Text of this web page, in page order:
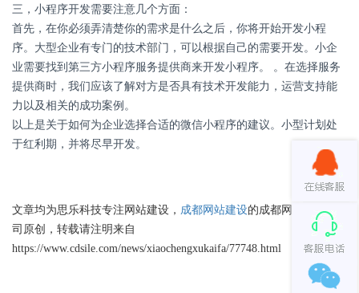
三，小程序开发需要注意几个方面：
首先，在你必须弄清楚你的需求是什么之后，你将开始开发小程
序。大型企业有专门的技术部门，可以根据自己的需要开发。小企
业需要找到第三方小程序服务提供商来开发小程序。 。在选择服务
提供商时，我们应该了解对方是否具有技术开发能力，运营支持能
力以及相关的成功案例。
以上是关于如何为企业选择合适的微信小程序的建议。小型计划处
于红利期，并将尽早开发。
文章均为思乐科技专注网站建设， 成都网站建设的成都网站建设公
司原创，转载请注明来自
https://www.cdsile.com/news/xiaochengxukaifa/77748.html